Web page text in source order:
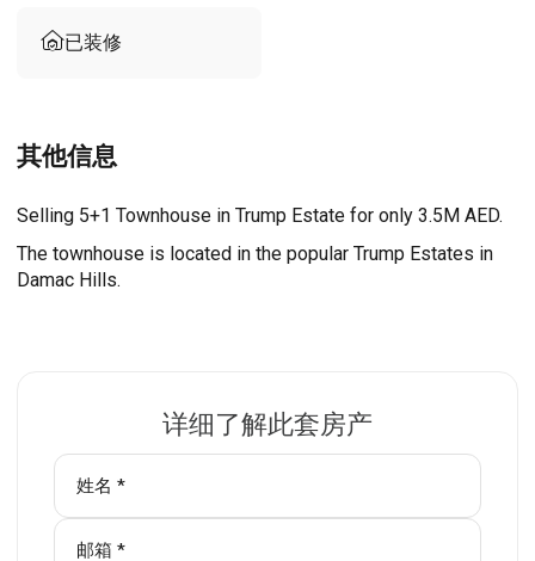
已装修
其他信息
Selling 5+1 Townhouse in Trump Estate for only 3.5M AED.
The townhouse is located in the popular Trump Estates in
Damac Hills.
详细了解此套房产